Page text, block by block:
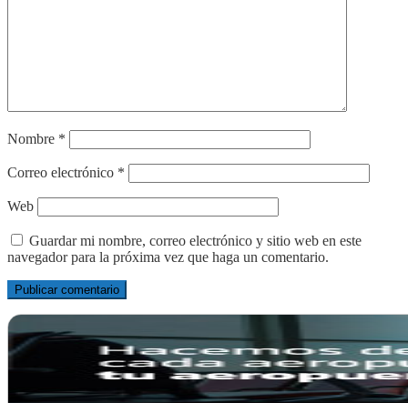
Nombre *
Correo electrónico *
Web
Guardar mi nombre, correo electrónico y sitio web en este
navegador para la próxima vez que haga un comentario.